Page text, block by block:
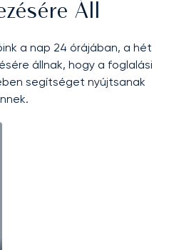
Áll
a nap 24 órájában, a hét
állnak, hogy a foglalási
segítséget nyújtsanak